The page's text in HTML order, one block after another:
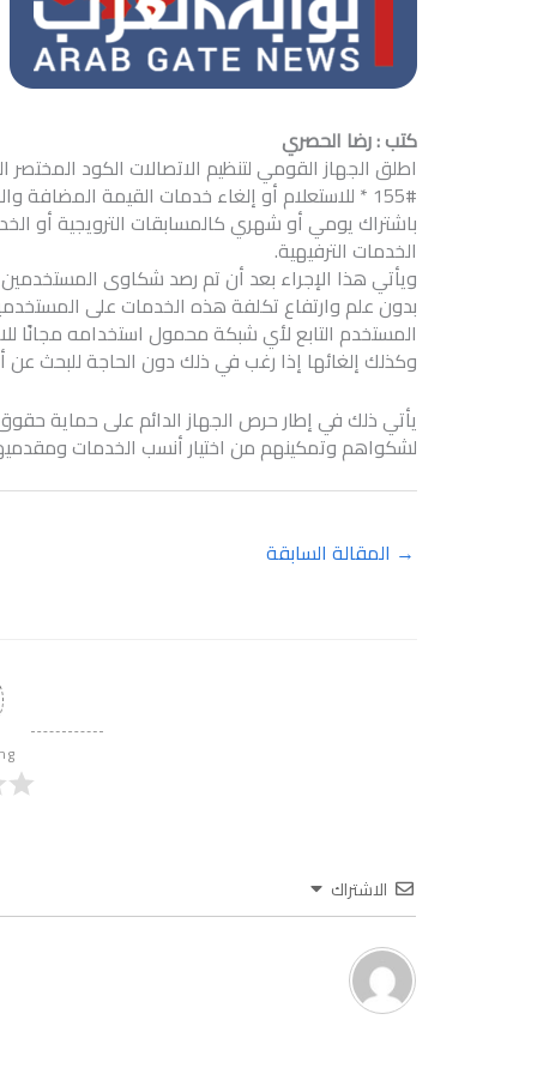
كتب : رضا الحصري
اطلق الجهاز القومي لتنظيم الاتصالات الكود المختصر
155# * للاستعلام أو إلغاء خدمات القيمة
باشتراك يومي أو شهري كالمسابقات الترويجية أو
الخدمات الترفيهية.
ويأتي هذا الإجراء بعد أن تم رصد شكاوى
بدون علم وارتفاع تكلفة هذه الخدمات على
المستخدم التابع لأي شبكة محمول استخدامه مجانًا
وكذلك إلغائها إذا رغب في ذلك دون الحاجة للبحث
يأتي ذلك في إطار حرص الجهاز الدائم على حماية
لشكواهم وتمكينهم من اختيار أنسب الخدمات
→ المقالة السابقة
الاشتراك